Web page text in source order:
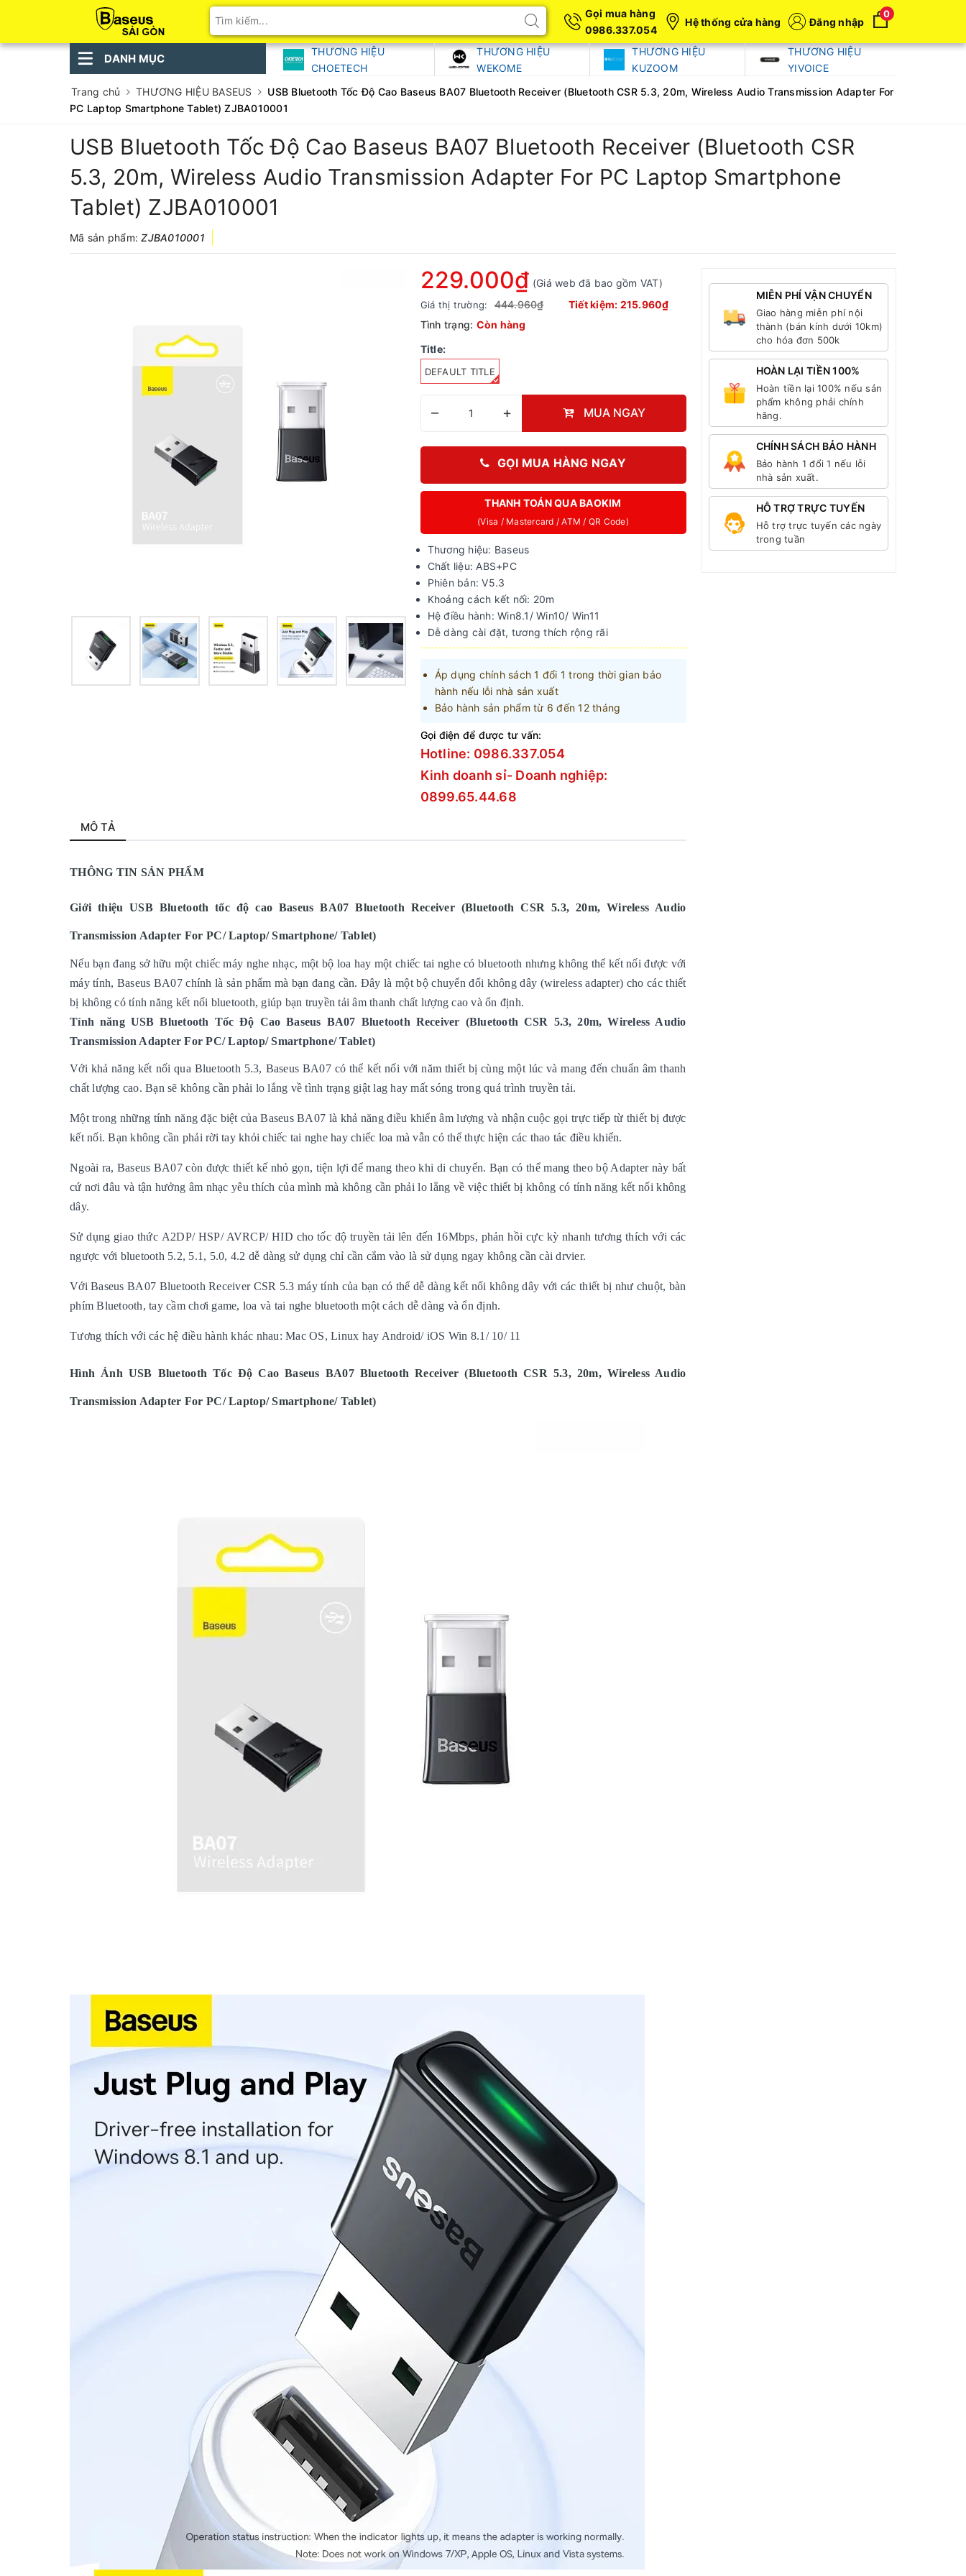
Gọi mua hàng
0986.337.054
Hệ thống cửa hàng Đăng nhập
0
DANH MỤC
THƯƠNG HIỆU
CHOETECH
THƯƠNG HIỆU
WEKOME
THƯƠNG HIỆU
KUZOOM
THƯƠNG HIỆU
YIVOICE
Trang chủ
THƯƠNG HIỆU BASEUS
USB Bluetooth Tốc Độ Cao Baseus BA07 Bluetooth Receiver (Bluetooth CSR 5.3, 20m, Wireless Audio Transmission Adapter For
PC Laptop Smartphone Tablet) ZJBA010001
USB Bluetooth Tốc Độ Cao Baseus BA07 Bluetooth Receiver (Bluetooth CSR
5.3, 20m, Wireless Audio Transmission Adapter For PC Laptop Smartphone
Tablet) ZJBA010001
Mã sản phẩm:ZJBA010001
229.000₫ (Giá web đã bao gồm VAT)
Giá thị trường: 444.960₫ Tiết kiệm: 215.960₫
Tình trạng: Còn hàng
Title:
DEFAULT TITLE
– + MUA NGAY
GỌI MUA HÀNG NGAY
THANH TOÁN QUA BAOKIM
(Visa / Mastercard / ATM / QR Code)
Thương hiệu: Baseus
Chất liệu: ABS+PC
Phiên bản: V5.3
Khoảng cách kết nối: 20m
Hệ điều hành: Win8.1/ Win10/ Win11
Dễ dàng cài đặt, tương thích rộng rãi
Áp dụng chính sách 1 đổi 1 trong thời gian bảo
hành nếu lỗi nhà sản xuất
Bảo hành sản phẩm từ 6 đến 12 tháng
Gọi điện để được tư vấn:
Hotline: 0986.337.054
Kinh doanh sỉ- Doanh nghiệp:
0899.65.44.68
MIỄN PHÍ VẬN CHUYỂN
Giao hàng miễn phí nội
thành (bán kính dưới 10km)
cho hóa đơn 500k
HOÀN LẠI TIỀN 100%
Hoàn tiền lại 100% nếu sản
phẩm không phải chính
hãng.
CHÍNH SÁCH BẢO HÀNH
Bảo hành 1 đổi 1 nếu lỗi
nhà sản xuất.
HỖ TRỢ TRỰC TUYẾN
Hỗ trợ trực tuyến các ngày
trong tuần
MÔ TẢ
THÔNG TIN SẢN PHẨM
Giới thiệu USB Bluetooth tốc độ cao Baseus BA07 Bluetooth Receiver (Bluetooth CSR 5.3, 20m, Wireless Audio
Transmission Adapter For PC/ Laptop/ Smartphone/ Tablet)
Nếu bạn đang sở hữu một chiếc máy nghe nhạc, một bộ loa hay một chiếc tai nghe có bluetooth nhưng không thể kết nối được với
máy tính, Baseus BA07 chính là sản phẩm mà bạn đang cần. Đây là một bộ chuyển đổi không dây (wireless adapter) cho các thiết
bị không có tính năng kết nối bluetooth, giúp bạn truyền tải âm thanh chất lượng cao và ổn định.
Tính năng USB Bluetooth Tốc Độ Cao Baseus BA07 Bluetooth Receiver (Bluetooth CSR 5.3, 20m, Wireless Audio
Transmission Adapter For PC/ Laptop/ Smartphone/ Tablet)
Với khả năng kết nối qua Bluetooth 5.3, Baseus BA07 có thể kết nối với năm thiết bị cùng một lúc và mang đến chuẩn âm thanh
chất lượng cao. Bạn sẽ không cần phải lo lắng về tình trạng giật lag hay mất sóng trong quá trình truyền tải.
Một trong những tính năng đặc biệt của Baseus BA07 là khả năng điều khiển âm lượng và nhận cuộc gọi trực tiếp từ thiết bị được
kết nối. Bạn không cần phải rời tay khỏi chiếc tai nghe hay chiếc loa mà vẫn có thể thực hiện các thao tác điều khiển.
Ngoài ra, Baseus BA07 còn được thiết kế nhỏ gọn, tiện lợi để mang theo khi di chuyển. Bạn có thể mang theo bộ Adapter này bất
cứ nơi đâu và tận hưởng âm nhạc yêu thích của mình mà không cần phải lo lắng về việc thiết bị không có tính năng kết nối không
dây.
Sử dụng giao thức A2DP/ HSP/ AVRCP/ HID cho tốc độ truyền tải lên đến 16Mbps, phản hồi cực kỳ nhanh tương thích với các
ngược với bluetooth 5.2, 5.1, 5.0, 4.2 dễ dàng sử dụng chỉ cần cắm vào là sử dụng ngay không cần cài drvier.
Với Baseus BA07 Bluetooth Receiver CSR 5.3 máy tính của bạn có thể dễ dàng kết nối không dây với các thiết bị như chuột, bàn
phím Bluetooth, tay cầm chơi game, loa và tai nghe bluetooth một cách dễ dàng và ổn định.
Tương thích với các hệ điều hành khác nhau: Mac OS, Linux hay Android/ iOS Win 8.1/ 10/ 11
Hình Ảnh USB Bluetooth Tốc Độ Cao Baseus BA07 Bluetooth Receiver (Bluetooth CSR 5.3, 20m, Wireless Audio
Transmission Adapter For PC/ Laptop/ Smartphone/ Tablet)